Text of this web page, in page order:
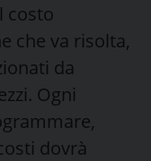
costo
che va risolta,
da
Ogni
dovrà